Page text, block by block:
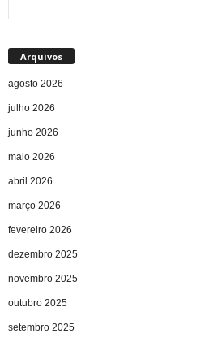
Arquivos
agosto 2026
julho 2026
junho 2026
maio 2026
abril 2026
março 2026
fevereiro 2026
dezembro 2025
novembro 2025
outubro 2025
setembro 2025